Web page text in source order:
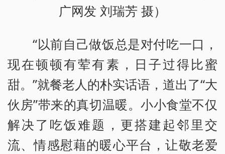
广网发 刘瑞芳 摄）
“以前自己做饭总是对付吃一口，
现在顿顿有荤有素，日子过得比蜜
甜。”就餐老人的朴实话语，道出了“大
伙房”带来的真切温暖。小小食堂不仅
解决了吃饭难题，更搭建起邻里交
流、情感慰藉的暖心平台，让敬老爱